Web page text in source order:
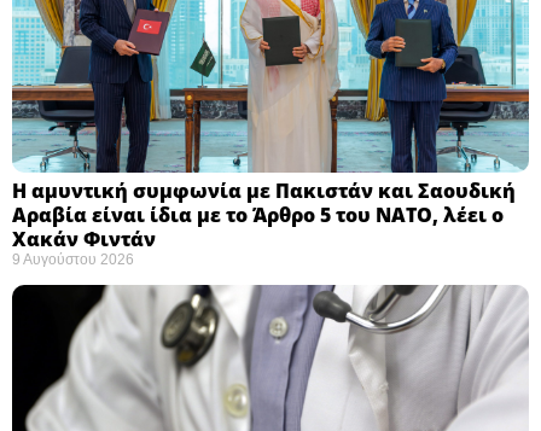
Η αμυντική συμφωνία με Πακιστάν και Σαουδική
Αραβία είναι ίδια με το Άρθρο 5 του ΝΑΤΟ, λέει ο
Χακάν Φιντάν ​
9 Αυγούστου 2026